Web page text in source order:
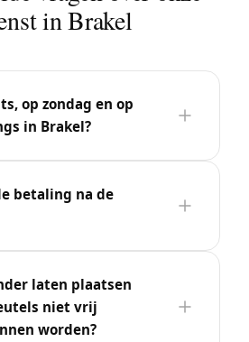
in Brakel
op zondag en op
in Brakel?
betaling na de
laten plaatsen
niet vrij
worden?